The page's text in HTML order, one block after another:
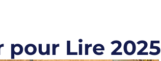
pour Lire 2025